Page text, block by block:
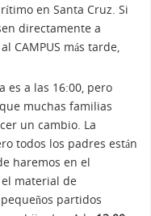
en Santa Cruz. Si
directamente a
CAMPUS más tarde,
es a las 16:00, pero
muchas familias
un cambio. La
todos los padres están
haremos en el
material de
partidos